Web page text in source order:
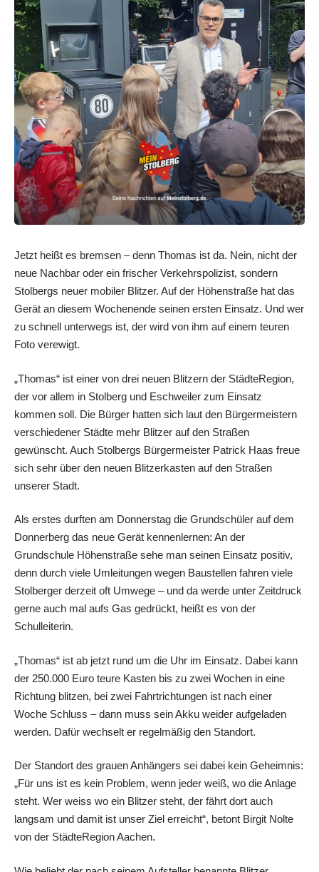
Jetzt heißt es bremsen – denn Thomas ist da. Nein, nicht der
neue Nachbar oder ein frischer Verkehrspolizist, sondern
Stolbergs neuer mobiler Blitzer. Auf der Höhenstraße hat das
Gerät an diesem Wochenende seinen ersten Einsatz. Und wer
zu schnell unterwegs ist, der wird von ihm auf einem teuren
Foto verewigt.
„Thomas“ ist einer von drei neuen Blitzern der StädteRegion,
der vor allem in Stolberg und Eschweiler zum Einsatz
kommen soll. Die Bürger hatten sich laut den Bürgermeistern
verschiedener Städte mehr Blitzer auf den Straßen
gewünscht. Auch Stolbergs Bürgermeister Patrick Haas freue
sich sehr über den neuen Blitzerkasten auf den Straßen
unserer Stadt.
Als erstes durften am Donnerstag die Grundschüler auf dem
Donnerberg das neue Gerät kennenlernen: An der
Grundschule Höhenstraße sehe man seinen Einsatz positiv,
denn durch viele Umleitungen wegen Baustellen fahren viele
Stolberger derzeit oft Umwege – und da werde unter Zeitdruck
gerne auch mal aufs Gas gedrückt, heißt es von der
Schulleiterin.
„Thomas“ ist ab jetzt rund um die Uhr im Einsatz. Dabei kann
der 250.000 Euro teure Kasten bis zu zwei Wochen in eine
Richtung blitzen, bei zwei Fahrtrichtungen ist nach einer
Woche Schluss – dann muss sein Akku weider aufgeladen
werden. Dafür wechselt er regelmäßig den Standort.
Der Standort des grauen Anhängers sei dabei kein Geheimnis:
„Für uns ist es kein Problem, wenn jeder weiß, wo die Anlage
steht. Wer weiss wo ein Blitzer steht, der fährt dort auch
langsam und damit ist unser Ziel erreicht“, betont Birgit Nolte
von der StädteRegion Aachen.